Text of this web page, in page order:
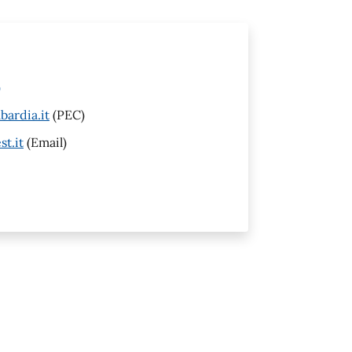
(PEC)
(Email)